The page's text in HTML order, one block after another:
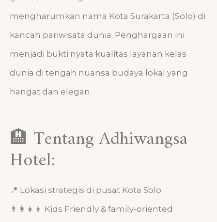
mengharumkan nama Kota Surakarta (Solo) di
kancah pariwisata dunia. Penghargaan ini
menjadi bukti nyata kualitas layanan kelas
dunia di tengah nuansa budaya lokal yang
hangat dan elegan.
🏨 Tentang Adhiwangsa
Hotel:
📍 Lokasi strategis di pusat Kota Solo
👨‍👩‍👧‍👦 Kids Friendly & family-oriented